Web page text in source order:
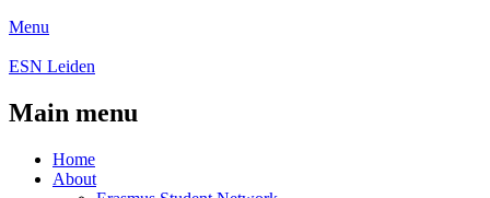
Menu
ESN Leiden
Main menu
Home
About